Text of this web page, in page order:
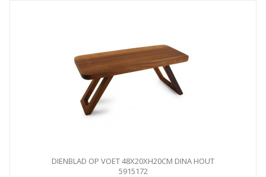
DIENBLAD OP VOET 48X20XH20CM DINA HOUT
5915172